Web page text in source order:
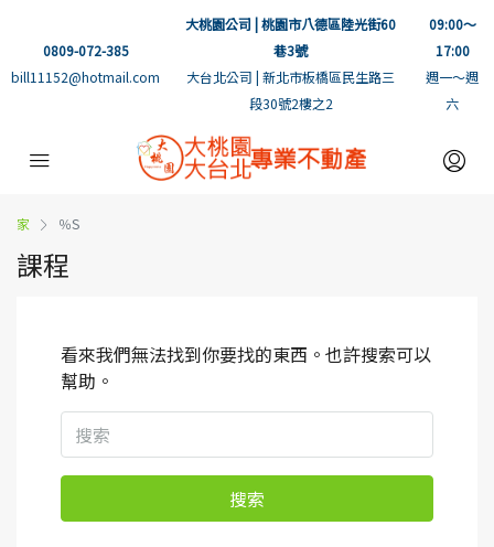
0809-072-385
bill11152@hotmail.com
大桃園公司 | 桃園市八德區陸光街60
巷3號
大台北公司 | 新北市板橋區民生路三
段30號2樓之2
09:00～
17:00
週一～週
六
家 ％S
課程
看來我們無法找到你要找的東西。也許搜索可以
幫助。
搜索